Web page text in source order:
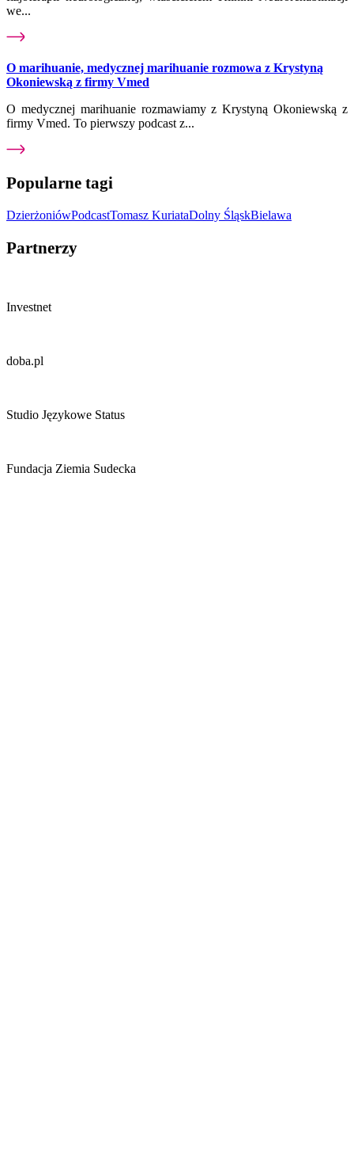
we...
O marihuanie, medycznej marihuanie rozmowa z Krystyną
Okoniewską z firmy Vmed
O medycznej marihuanie rozmawiamy z Krystyną Okoniewską z
firmy Vmed. To pierwszy podcast z...
Popularne tagi
DzierżoniówPodcastTomasz KuriataDolny ŚląskBielawa
Partnerzy
Investnet
doba.pl
Studio Językowe Status
Fundacja Ziemia Sudecka